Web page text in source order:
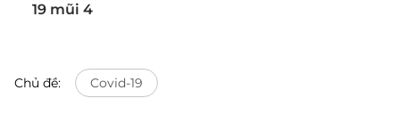
19 mũi 4
Chủ đề: Covid-19